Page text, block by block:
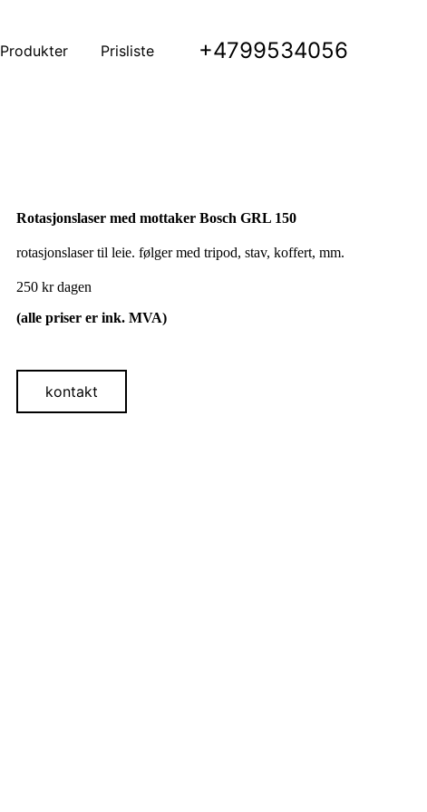
Produkter Prisliste +4799534056
Rotasjonslaser med mottaker Bosch GRL 150
rotasjonslaser til leie. følger med tripod, stav, koffert, mm.
250 kr dagen
(alle priser er ink. MVA)
kontakt